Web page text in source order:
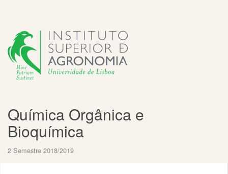
Química Orgânica e
Bioquímica
2 Semestre 2018/2019